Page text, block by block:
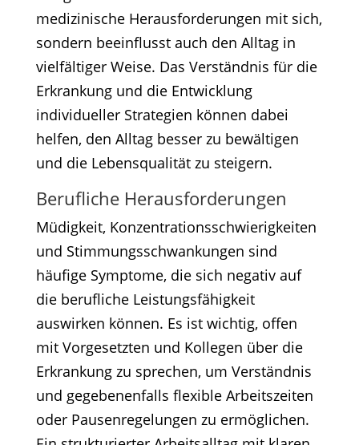
medizinische Herausforderungen mit sich,
sondern beeinflusst auch den Alltag in
vielfältiger Weise. Das Verständnis für die
Erkrankung und die Entwicklung
individueller Strategien können dabei
helfen, den Alltag besser zu bewältigen
und die Lebensqualität zu steigern.​
Berufliche Herausforderungen
Müdigkeit, Konzentrationsschwierigkeiten
und Stimmungsschwankungen sind
häufige Symptome, die sich negativ auf
die berufliche Leistungsfähigkeit
auswirken können. Es ist wichtig, offen
mit Vorgesetzten und Kollegen über die
Erkrankung zu sprechen, um Verständnis
und gegebenenfalls flexible Arbeitszeiten
oder Pausenregelungen zu ermöglichen.